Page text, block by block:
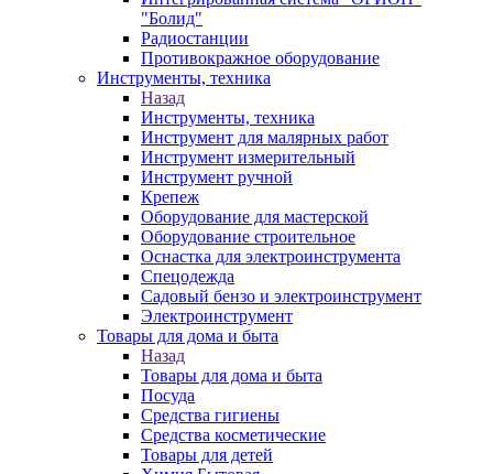
"Болид"
Радиостанции
Противокражное оборудование
Инструменты, техника
Назад
Инструменты, техника
Инструмент для малярных работ
Инструмент измерительный
Инструмент ручной
Крепеж
Оборудование для мастерской
Оборудование строительное
Оснастка для электроинструмента
Спецодежда
Садовый бензо и электроинструмент
Электроинструмент
Товары для дома и быта
Назад
Товары для дома и быта
Посуда
Средства гигиены
Средства косметические
Товары для детей